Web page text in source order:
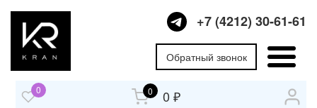
+7 (4212) 30-61-61
Обратный звонок
0 0 0 ₽